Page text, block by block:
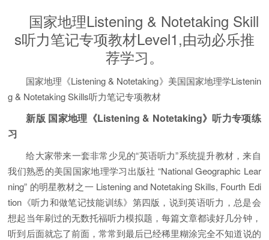
国家地理Listening & Notetaking Skill
s听力笔记专项教材Level1,由动必乐推
荐学习。
国家地理《Listening & Notetaking》美国国家地理学Listenin
g & Notetaking Skills听力笔记专项教材
新版 国家地理《Listening & Notetaking》听力专项练
习
给大家带来一套非常少见的“英语听力”系统提升教材，来自
我们熟悉的美国国家地理学习出版社 “National Geographic Lear
ning” 的明星教材之一 Listening and Notetaking Skills, Fourth Edi
tion《听力和做笔记技能训练》第四版，说到英语听力，总是会
想起当年刷过的无数托福听力模拟题，每篇文章都读好几分钟，
听到后面就忘了前面，常常到最后已经稀里糊涂完全不知道说的